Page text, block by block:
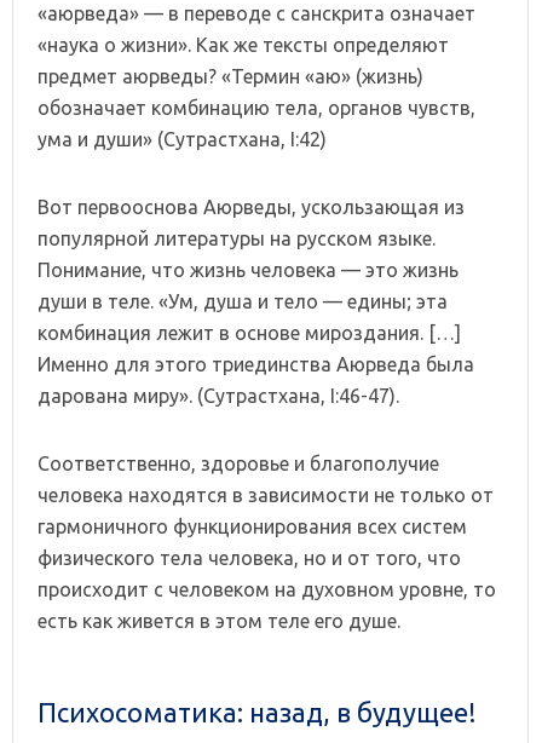
«аюрведа» — в переводе с санскрита означает
«наука о жизни». Как же тексты определяют
предмет аюрведы? «Термин «аю» (жизнь)
обозначает комбинацию тела, органов чувств,
ума и души» (Сутрастхана, I:42)
Вот первооснова Аюрведы, ускользающая из
популярной литературы на русском языке.
Понимание, что жизнь человека — это жизнь
души в теле. «Ум, душа и тело — едины; эта
комбинация лежит в основе мироздания. […]
Именно для этого триединства Аюрведа была
дарована миру». (Сутрастхана, I:46-47).
Соответственно, здоровье и благополучие
человека находятся в зависимости не только от
гармоничного функционирования всех систем
физического тела человека, но и от того, что
происходит с человеком на духовном уровне, то
есть как живется в этом теле его душе.
Психосоматика: назад, в будущее!